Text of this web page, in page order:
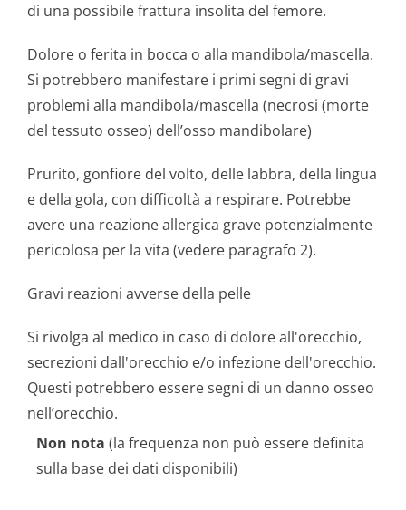
di una possibile frattura insolita del femore.
Dolore o ferita in bocca o alla mandibola/mascella.
Si potrebbero manifestare i primi segni di gravi
problemi alla mandibola/mascella (necrosi (morte
del tessuto osseo) dell’osso mandibolare)
Prurito, gonfiore del volto, delle labbra, della lingua
e della gola, con difficoltà a respirare. Potrebbe
avere una reazione allergica grave potenzialmente
pericolosa per la vita (vedere paragrafo 2).
Gravi reazioni avverse della pelle
Si rivolga al medico in caso di dolore all'orecchio,
secrezioni dall'orecchio e/o infezione dell'orecchio.
Questi potrebbero essere segni di un danno osseo
nell’orecchio.
Non nota (la frequenza non può essere definita
sulla base dei dati disponibili)